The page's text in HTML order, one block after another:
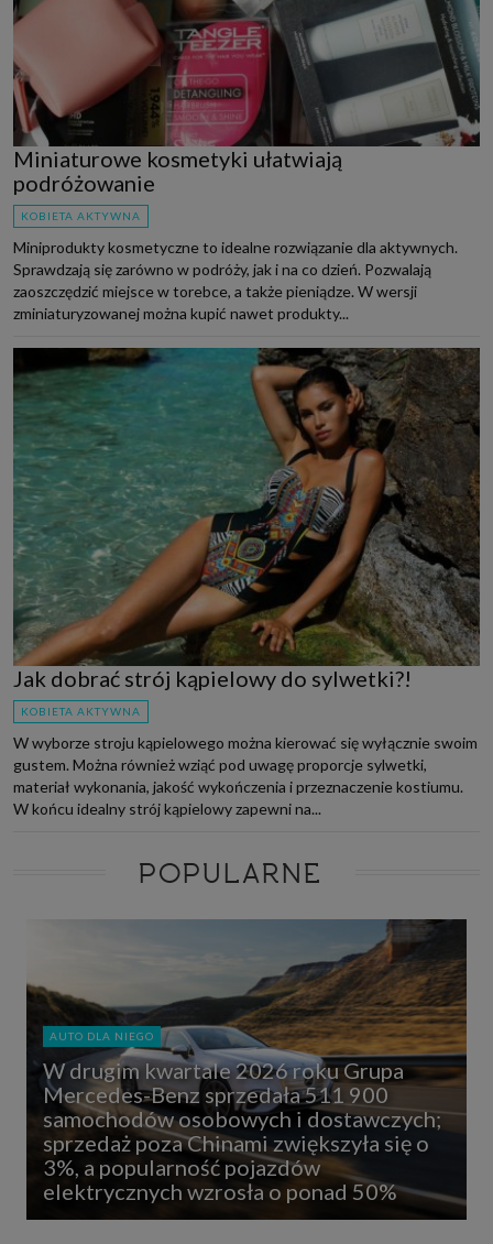
Miniaturowe kosmetyki ułatwiają
podróżowanie
KOBIETA AKTYWNA
Miniprodukty kosmetyczne to idealne rozwiązanie dla aktywnych.
Sprawdzają się zarówno w podróży, jak i na co dzień. Pozwalają
zaoszczędzić miejsce w torebce, a także pieniądze. W wersji
zminiaturyzowanej można kupić nawet produkty...
Jak dobrać strój kąpielowy do sylwetki?!
KOBIETA AKTYWNA
W wyborze stroju kąpielowego można kierować się wyłącznie swoim
gustem. Można również wziąć pod uwagę proporcje sylwetki,
materiał wykonania, jakość wykończenia i przeznaczenie kostiumu.
W końcu idealny strój kąpielowy zapewni na...
POPULARNE
AUTO DLA NIEGO
W drugim kwartale 2026 roku Grupa
Mercedes-Benz sprzedała 511 900
samochodów osobowych i dostawczych;
sprzedaż poza Chinami zwiększyła się o
3%, a popularność pojazdów
elektrycznych wzrosła o ponad 50%